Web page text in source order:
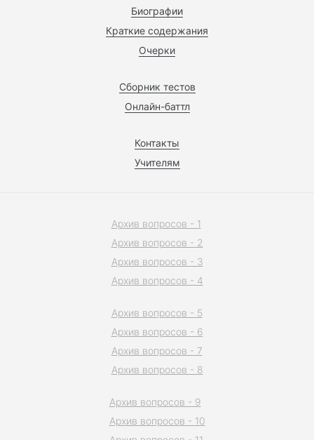
Биографии
Краткие содержания
Очерки
Сборник тестов
Онлайн-баттл
Контакты
Учителям
Архив вопросов - 1
Архив вопросов - 2
Архив вопросов - 3
Архив вопросов - 4
Архив вопросов - 5
Архив вопросов - 6
Архив вопросов - 7
Архив вопросов - 8
Архив вопросов - 9
Архив вопросов - 10